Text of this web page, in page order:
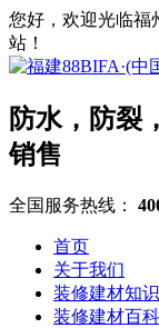
您好，欢迎光临福
站！
防水，防裂
销售
全国服务热线：
首页
关于我们
装修建材知识
装修建材百科